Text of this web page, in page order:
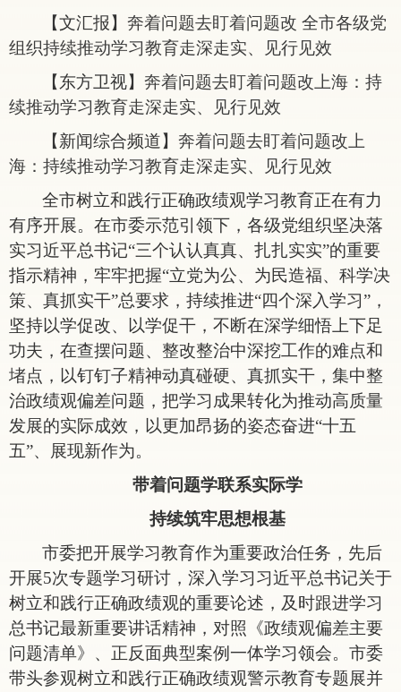
【文汇报】 奔着问题去盯着问题改 全市各级党
组织持续推动学习教育走深走实、见行见效
【东方卫视】 奔着问题去盯着问题改 上海：持
续推动学习教育走深走实、见行见效
【新闻综合频道】 奔着问题去盯着问题改 上
海：持续推动学习教育走深走实、见行见效
全市树立和践行正确政绩观学习教育正在有力
有序开展。在市委示范引领下，各级党组织坚决落
实习近平总书记“三个认认真真、扎扎实实”的重要
指示精神，牢牢把握“立党为公、为民造福、科学决
策、真抓实干”总要求，持续推进“四个深入学习”，
坚持以学促改、以学促干，不断在深学细悟上下足
功夫，在查摆问题、整改整治中深挖工作的难点和
堵点，以钉钉子精神动真碰硬、真抓实干，集中整
治政绩观偏差问题，把学习成果转化为推动高质量
发展的实际成效，以更加昂扬的姿态奋进“十五
五”、展现新作为。
带着问题学联系实际学
持续筑牢思想根基
市委把开展学习教育作为重要政治任务，先后
开展5次专题学习研讨，深入学习习近平总书记关于
树立和践行正确政绩观的重要论述，及时跟进学习
总书记最新重要讲话精神，对照《政绩观偏差主要
问题清单》、正反面典型案例一体学习领会。市委
带头参观树立和践行正确政绩观警示教育专题展并